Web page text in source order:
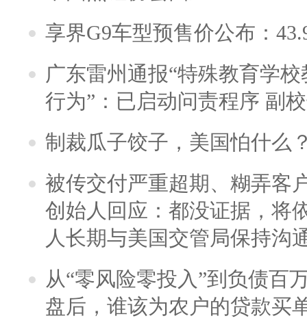
享界G9车型预售价公布：
广东雷州通报“特殊教育学
行为”：已启动问责程序 副
制裁瓜子饺子，美国怕什么
被传交付严重超期、糊弄客
创始人回应：都没证据，将
人长期与美国交管局保持沟
从“零风险零投入”到负债百
盘后，谁该为农户的贷款买